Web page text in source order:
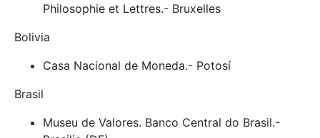
Philosophie et Lettres.- Bruxelles
Bolivia
Casa Nacional de Moneda.- Potosí
Brasil
Museu de Valores. Banco Central do Brasil.-